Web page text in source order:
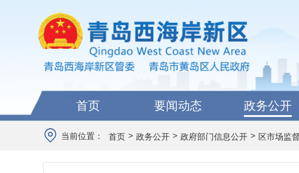
首页 要闻动态 政务公开
当前位置： 首页 > 政务公开 > 政府部门信息公开 > 区市场监